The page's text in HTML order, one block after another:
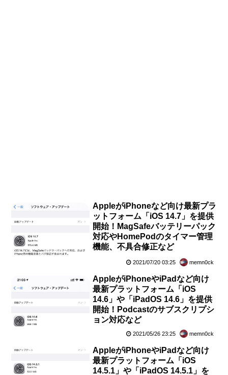
AppleがiPhoneなど向け最新プラ
ットフォーム「iOS 14.7」を提供
開始！MagSafeバッテリーパック
対応やHomePodのタイマー管理
機能、不具合修正など
2021/07/20 03:25 memn0ck
AppleがiPhoneやiPadなど向け
最新プラットフォーム「iOS
14.6」や「iPadOS 14.6」を提供
開始！Podcastのサブスクリプシ
ョン対応など
2021/05/26 23:25 memn0ck
AppleがiPhoneやiPadなど向け
最新プラットフォーム「iOS
14.5.1」や「iPadOS 14.5.1」を